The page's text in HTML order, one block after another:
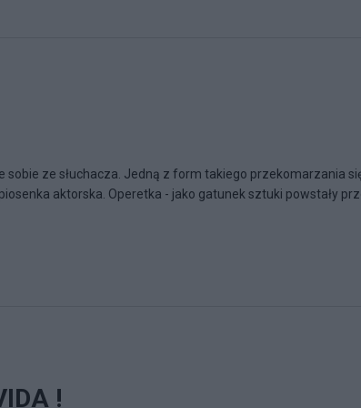
ze słuchacza. Jedną z form takiego przekomarzania
aktorska. Operetka - jako gatunek sztuki powstały
!